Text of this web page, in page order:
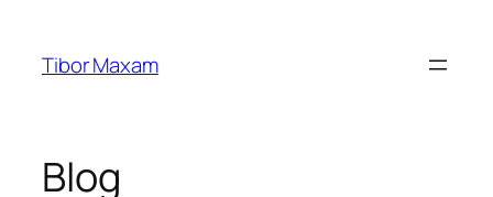
springen
Tibor Maxam
Blog